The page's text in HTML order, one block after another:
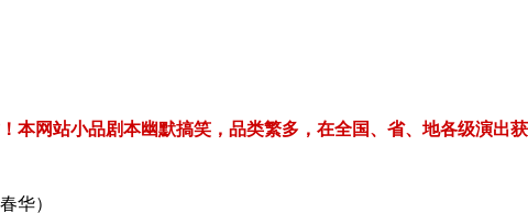
本网站小品剧本幽默搞笑，品类繁多，在全国、省、地各级演出
华）